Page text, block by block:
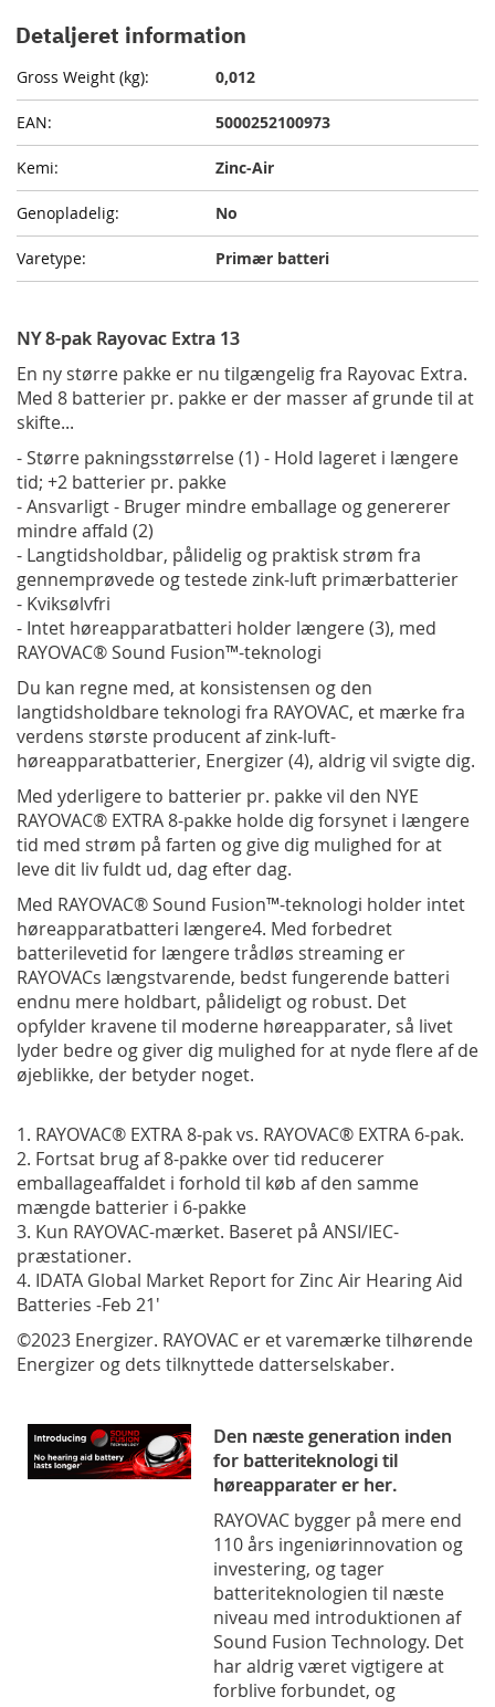
Detaljeret information
0,012
5000252100973
Zinc-Air
No
Primær batteri
NY 8-pak Rayovac Extra 13
En ny større pakke er nu tilgængelig fra Rayovac Extra.
Med 8 batterier pr. pakke er der masser af grunde til at
skifte...
- Større pakningsstørrelse (1) - Hold lageret i længere
tid; +2 batterier pr. pakke
- Ansvarligt - Bruger mindre emballage og genererer
mindre affald (2)
- Langtidsholdbar, pålidelig og praktisk strøm fra
gennemprøvede og testede zink-luft primærbatterier
- Kviksølvfri
- Intet høreapparatbatteri holder længere (3), med
RAYOVAC® Sound Fusion™-teknologi
Du kan regne med, at konsistensen og den
langtidsholdbare teknologi fra RAYOVAC, et mærke fra
verdens største producent af zink-luft-
høreapparatbatterier, Energizer (4), aldrig vil svigte dig.
Med yderligere to batterier pr. pakke vil den NYE
RAYOVAC® EXTRA 8-pakke holde dig forsynet i længere
tid med strøm på farten og give dig mulighed for at
leve dit liv fuldt ud, dag efter dag.
Med RAYOVAC® Sound Fusion™-teknologi holder intet
høreapparatbatteri længere4. Med forbedret
batterilevetid for længere trådløs streaming er
RAYOVACs længstvarende, bedst fungerende batteri
endnu mere holdbart, pålideligt og robust. Det
opfylder kravene til moderne høreapparater, så livet
lyder bedre og giver dig mulighed for at nyde flere af de
øjeblikke, der betyder noget.
1. RAYOVAC® EXTRA 8-pak vs. RAYOVAC® EXTRA 6-pak.
2. Fortsat brug af 8-pakke over tid reducerer
emballageaffaldet i forhold til køb af den samme
mængde batterier i 6-pakke
3. Kun RAYOVAC-mærket. Baseret på ANSI/IEC-
præstationer.
4. IDATA Global Market Report for Zinc Air Hearing Aid
Batteries -Feb 21'
©2023 Energizer. RAYOVAC er et varemærke tilhørende
Energizer og dets tilknyttede datterselskaber.
Den næste generation inden
for batteriteknologi til
høreapparater er her.
RAYOVAC bygger på mere end
110 års ingeniørinnovation og
investering, og tager
batteriteknologien til næste
niveau med introduktionen af
Sound Fusion Technology. Det
har aldrig været vigtigere at
forblive forbundet, og